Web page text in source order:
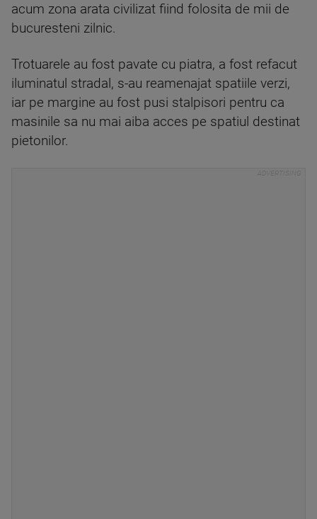
acum zona arata civilizat fiind folosita de mii de
bucuresteni zilnic.
Trotuarele au fost pavate cu piatra, a fost refacut
iluminatul stradal, s-au reamenajat spatiile verzi,
iar pe margine au fost pusi stalpisori pentru ca
masinile sa nu mai aiba acces pe spatiul destinat
pietonilor.